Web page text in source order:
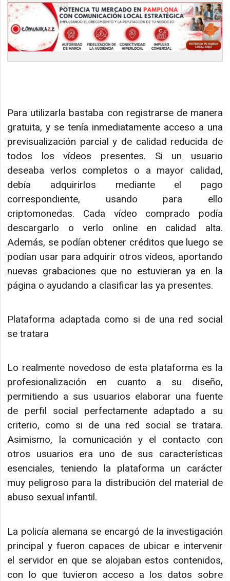
Para utilizarla bastaba con registrarse de manera
gratuita, y se tenía inmediatamente acceso a una
previsualización parcial y de calidad reducida de
todos los vídeos presentes. Si un usuario
deseaba verlos completos o a mayor calidad,
debía adquirirlos mediante el pago
correspondiente, usando para ello
criptomonedas. Cada vídeo comprado podía
descargarlo o verlo online en calidad alta.
Además, se podían obtener créditos que luego se
podían usar para adquirir otros vídeos, aportando
nuevas grabaciones que no estuvieran ya en la
página o ayudando a clasificar las ya presentes.
Plataforma adaptada como si de una red social
se tratara
Lo realmente novedoso de esta plataforma es la
profesionalización en cuanto a su diseño,
permitiendo a sus usuarios elaborar una fuente
de perfil social perfectamente adaptado a su
criterio, como si de una red social se tratara.
Asimismo, la comunicación y el contacto con
otros usuarios era uno de sus características
esenciales, teniendo la plataforma un carácter
muy peligroso para la distribución del material de
abuso sexual infantil.
La policía alemana se encargó de la investigación
principal y fueron capaces de ubicar e intervenir
el servidor en que se alojaban estos contenidos,
con lo que tuvieron acceso a los datos sobre